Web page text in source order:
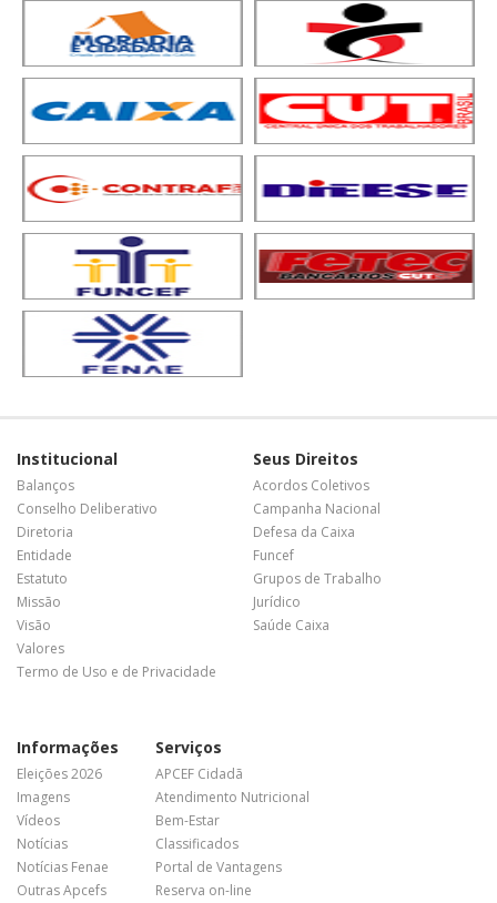
Institucional
Balanços
Conselho Deliberativo
Diretoria
Entidade
Estatuto
Missão
Visão
Valores
Termo de Uso e de Privacidade
Seus Direitos
Acordos Coletivos
Campanha Nacional
Defesa da Caixa
Funcef
Grupos de Trabalho
Jurídico
Saúde Caixa
Informações
Eleições 2026
Imagens
Vídeos
Notícias
Notícias Fenae
Outras Apcefs
Serviços
APCEF Cidadã
Atendimento Nutricional
Bem-Estar
Classificados
Portal de Vantagens
Reserva on-line